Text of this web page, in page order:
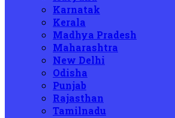
Karnatak
Kerala
Madhya Pradesh
Maharashtra
New Delhi
Odisha
Punjab
Rajasthan
Tamilnadu